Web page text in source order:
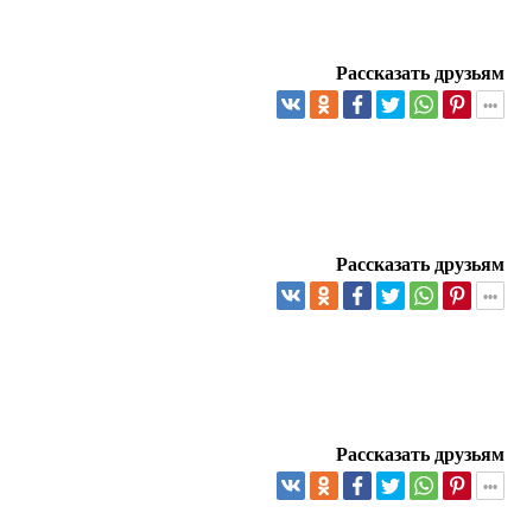
Рассказать друзьям
Рассказать друзьям
Рассказать друзьям